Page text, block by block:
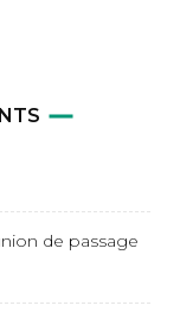
de passage